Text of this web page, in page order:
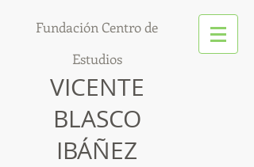
Fundación Centro de
Estudios
VICENTE
BLASCO
IBÁÑEZ